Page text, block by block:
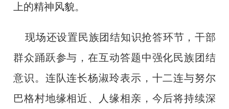
上的精神风貌。
现场还设置民族团结知识抢答环节，干部
群众踊跃参与，在互动答题中强化民族团结
意识。连队连长杨淑玲表示，十二连与努尔
巴格村地缘相近、人缘相亲，今后将持续深